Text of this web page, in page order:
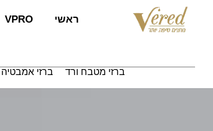
ראשי VPRO
ברזי מטבח ורד ברזי אמבטיה